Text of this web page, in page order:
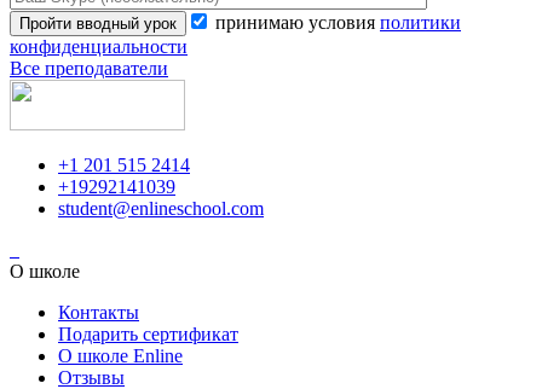
принимаю условия политики
конфиденциальности
Все преподаватели
+1 201 515 2414
+19292141039
student@enlineschool.com
О школе
Контакты
Подарить сертификат
О школе Enline
Отзывы